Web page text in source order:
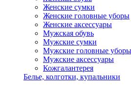
Женские сумки
Женские головные уборы
Женские аксессуары
Мужская обувь
Мужские сумки
Мужские головные уборы
Мужские аксессуары
Кожгалантерея
Белье, колготки, купальники